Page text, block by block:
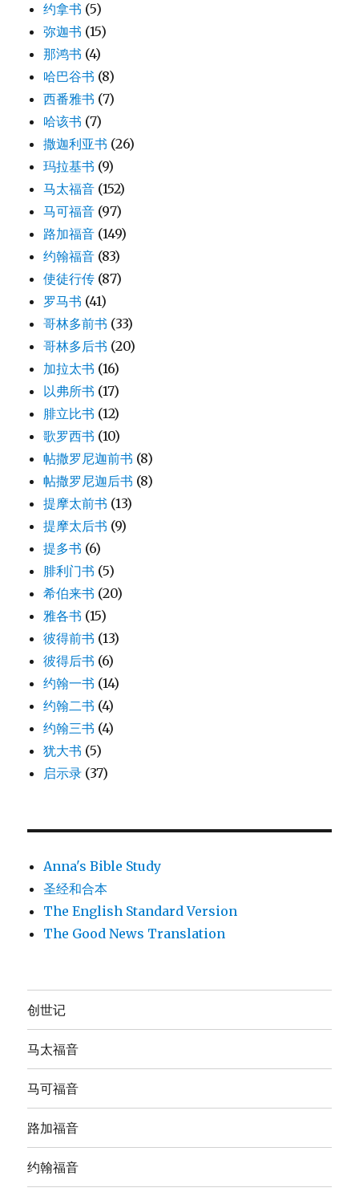
约拿书 (5)
弥迦书 (15)
那鸿书 (4)
哈巴谷书 (8)
西番雅书 (7)
哈该书 (7)
撒迦利亚书 (26)
玛拉基书 (9)
马太福音 (152)
马可福音 (97)
路加福音 (149)
约翰福音 (83)
使徒行传 (87)
罗马书 (41)
哥林多前书 (33)
哥林多后书 (20)
加拉太书 (16)
以弗所书 (17)
腓立比书 (12)
歌罗西书 (10)
帖撒罗尼迦前书 (8)
帖撒罗尼迦后书 (8)
提摩太前书 (13)
提摩太后书 (9)
提多书 (6)
腓利门书 (5)
希伯来书 (20)
雅各书 (15)
彼得前书 (13)
彼得后书 (6)
约翰一书 (14)
约翰二书 (4)
约翰三书 (4)
犹大书 (5)
启示录 (37)
Anna's Bible Study
圣经和合本
The English Standard Version
The Good News Translation
创世记
马太福音
马可福音
路加福音
约翰福音